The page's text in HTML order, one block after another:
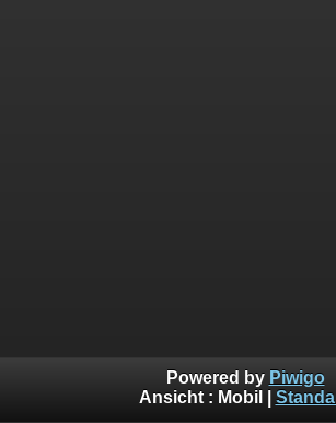
Powered by Piwigo
Ansicht : Mobil